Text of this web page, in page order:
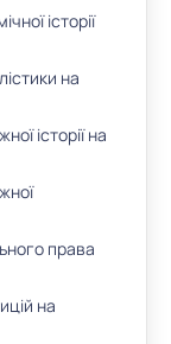
історії
на
історії на
права
на